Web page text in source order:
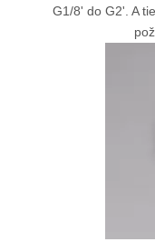
G1/8' do G2'. A